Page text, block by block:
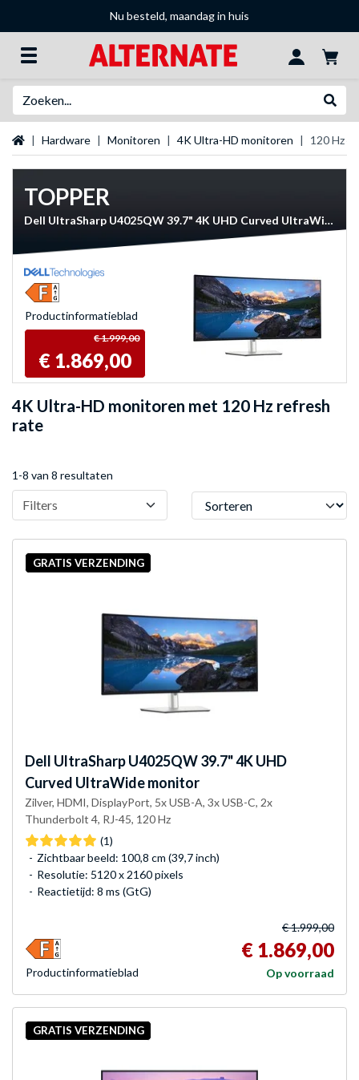
Nu besteld, maandag in huis
Startpagina
Hardware Monitoren 4K Ultra-HD monitoren 120 Hz
TOPPER
Dell UltraSharp U4025QW 39.7" 4K UHD Curved UltraWide monitor
Product­informatieblad
€ 1.999,00
€ 1.869,00
4K Ultra-HD monitoren met 120 Hz refresh
rate
1-8 van 8 resultaten
Filters Sorteren
GRATIS VERZENDING
Dell UltraSharp U4025QW 39.7" 4K UHD
Curved UltraWide monitor
Zilver, HDMI, DisplayPort, 5x USB-A, 3x USB-C, 2x
Thunderbolt 4, RJ-45, 120 Hz
(1)
Zichtbaar beeld: 100,8 cm (39,7 inch)
Resolutie: 5120 x 2160 pixels
Reactietijd: 8 ms (GtG)
€ 1.999,00
€ 1.869,00
Op voorraad
Product­informatieblad
GRATIS VERZENDING